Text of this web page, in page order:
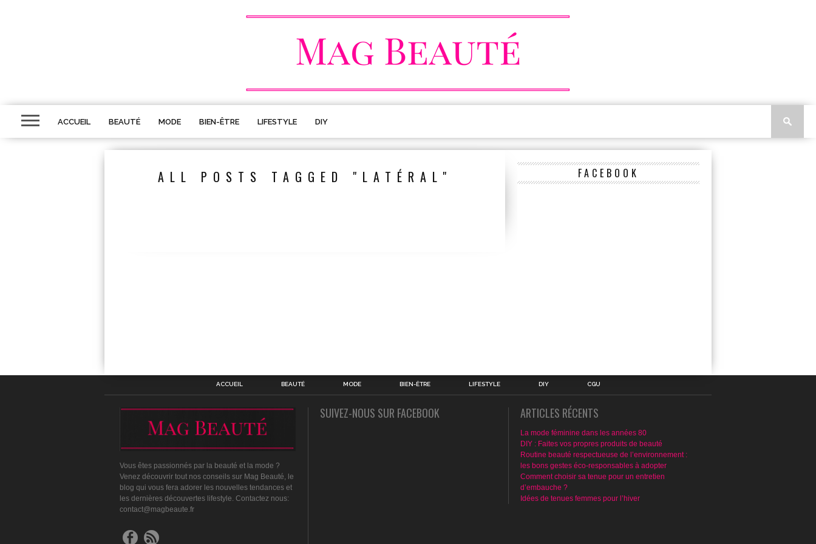
ACCUEIL BEAUTÉ MODE BIEN-ÊTRE LIFESTYLE DIY
ALL POSTS TAGGED "LATÉRAL" FACEBOOK
ACCUEIL BEAUTÉ MODE BIEN-ÊTRE LIFESTYLE DIY CGU
Vous êtes passionnés par la beauté et la mode ?
Venez découvrir tout nos conseils sur Mag Beauté, le
blog qui vous fera adorer les nouvelles tendances et
les dernières découvertes lifestyle. Contactez nous:
contact@magbeaute.fr
SUIVEZ-NOUS SUR FACEBOOK ARTICLES RÉCENTS
La mode féminine dans les années 80
DIY : Faites vos propres produits de beauté
Routine beauté respectueuse de l’environnement :
les bons gestes éco-responsables à adopter
Comment choisir sa tenue pour un entretien
d’embauche ?
Idées de tenues femmes pour l’hiver